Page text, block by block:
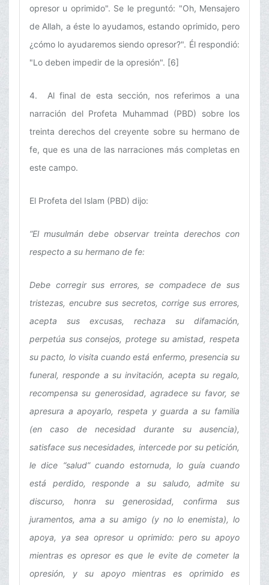
opresor u oprimido". Se le preguntó: "Oh, Mensajero
de Allah, a éste lo ayudamos, estando oprimido, pero
¿cómo lo ayudaremos siendo opresor?". Él respondió:
"Lo deben impedir de la opresión". [6]
4. Al final de esta sección, nos referimos a una
narración del Profeta Muhammad (PBD) sobre los
treinta derechos del creyente sobre su hermano de
fe, que es una de las narraciones más completas en
este campo.
El Profeta del Islam (PBD) dijo:
“El musulmán debe observar treinta derechos con
respecto a su hermano de fe:
Debe corregir sus errores, se compadece de sus
tristezas, encubre sus secretos, corrige sus errores,
acepta sus excusas, rechaza su difamación,
perpetúa sus consejos, protege su amistad, respeta
su pacto, lo visita cuando está enfermo, presencia su
funeral, responde a su invitación, acepta su regalo,
recompensa su generosidad, agradece su favor, se
apresura a apoyarlo, respeta y guarda a su familia
(en caso de necesidad durante su ausencia),
satisface sus necesidades, intercede por su petición,
le dice “salud” cuando estornuda, lo guía cuando
está perdido, responde a su saludo, admite su
discurso, honra su generosidad, confirma sus
juramentos, ama a su amigo (y no lo enemista), lo
apoya, ya sea opresor u oprimido: pero su apoyo
mientras es opresor es que le evite de cometer la
opresión, y su apoyo mientras es oprimido es